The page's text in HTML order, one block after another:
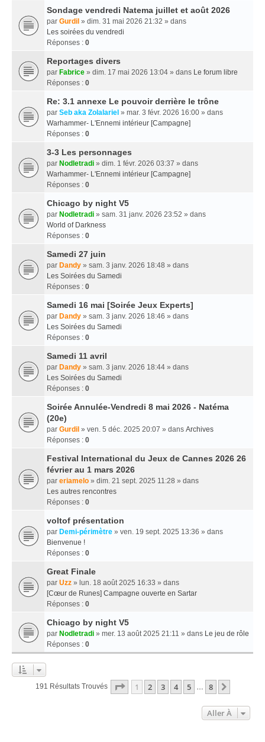
Sondage vendredi Natema juillet et août 2026
par Gurdil » dim. 31 mai 2026 21:32 » dans
Les soirées du vendredi
Réponses : 0
Reportages divers
par Fabrice » dim. 17 mai 2026 13:04 » dans Le forum libre
Réponses : 0
Re: 3.1 annexe Le pouvoir derrière le trône
par Seb aka Zolalariel » mar. 3 févr. 2026 16:00 » dans
Warhammer- L'Ennemi intérieur [Campagne]
Réponses : 0
3-3 Les personnages
par Nodletradi » dim. 1 févr. 2026 03:37 » dans
Warhammer- L'Ennemi intérieur [Campagne]
Réponses : 0
Chicago by night V5
par Nodletradi » sam. 31 janv. 2026 23:52 » dans
World of Darkness
Réponses : 0
Samedi 27 juin
par Dandy » sam. 3 janv. 2026 18:48 » dans
Les Soirées du Samedi
Réponses : 0
Samedi 16 mai [Soirée Jeux Experts]
par Dandy » sam. 3 janv. 2026 18:46 » dans
Les Soirées du Samedi
Réponses : 0
Samedi 11 avril
par Dandy » sam. 3 janv. 2026 18:44 » dans
Les Soirées du Samedi
Réponses : 0
Soirée Annulée-Vendredi 8 mai 2026 - Natéma
(20e)
par Gurdil » ven. 5 déc. 2025 20:07 » dans Archives
Réponses : 0
Festival International du Jeux de Cannes 2026 26
février au 1 mars 2026
par eriamelo » dim. 21 sept. 2025 11:28 » dans
Les autres rencontres
Réponses : 0
voltof présentation
par Demi-périmètre » ven. 19 sept. 2025 13:36 » dans
Bienvenue !
Réponses : 0
Great Finale
par Uzz » lun. 18 août 2025 16:33 » dans
[Cœur de Runes] Campagne ouverte en Sartar
Réponses : 0
Chicago by night V5
par Nodletradi » mer. 13 août 2025 21:11 » dans Le jeu de rôle
Réponses : 0
191 Résultats Trouvés Page 1Sur8
1 2 3 4 5 … 8
Aller À